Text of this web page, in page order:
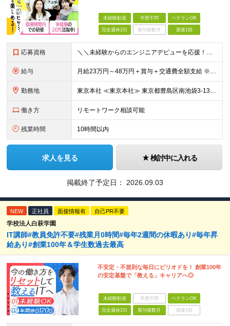
未経験歓迎 学歴不問 ベテランOK
完全週休2日 賞与複数月 面接1回
応募資格 ＼＼未経験からのエンジニアデビューを応援！／／ ★完全未経験OK ★学歴不問 ★第二新卒歓迎 実際に、元ミュージシャンや調理師など、 異業種から転職した先輩も活躍中♪ 10名ほどのチーム体制で、分
給与 月給23万円～48万円＋賞与＋交通費全額支給 ※経験・能力・スキルを考慮して決定します。 ※地方から上京される方には、上京支援金の支給もあります。 ※上記月給には固定残業代（15時間～20時間分／2
勤務地 東京本社 ≪東京本社≫ 東京都豊島区南池袋3-13-8 ホウエイビル9F ★経験者はフルリモート/リモート可 ★通院による早出や遅出にも柔軟に対応 ★池袋駅より徒歩5分の好アクセス ★未経験の方は
働き方 リモートワーク相談可能
残業時間 10時間以内
求人を見る 検討中に入れる
掲載終了予定日： 2026.09.03
NEW 正社員 面接情報有 自己PR不要
学校法人白萩学園
IT講師#教員免許不要#残業月0時間#毎年2週間の休暇あり#毎年昇
給あり#創業100年＆学生数過去最高
不安定・不規則な毎日にピリオドを！ 創業100年
の安定基盤で「教える」キャリアへ◎
未経験歓迎 学歴不問 ベテランOK
完全週休2日 賞与複数月 面接1回